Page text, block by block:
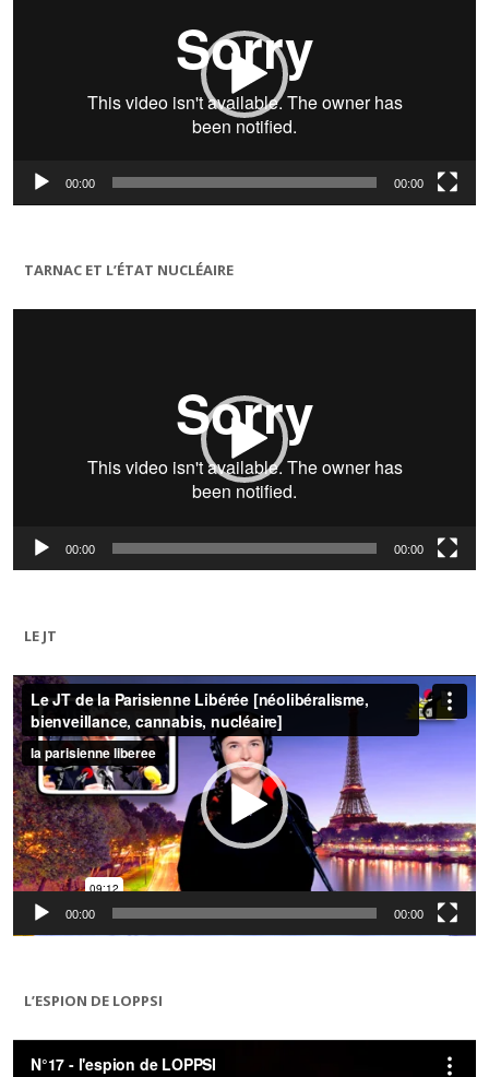
00:00 00:00
TARNAC ET L’ÉTAT NUCLÉAIRE
Lecteur
00:00 00:00
LE JT
Lecteur
vidéo
00:00 00:00
L’ESPION DE LOPPSI
Lecteur
vidéo